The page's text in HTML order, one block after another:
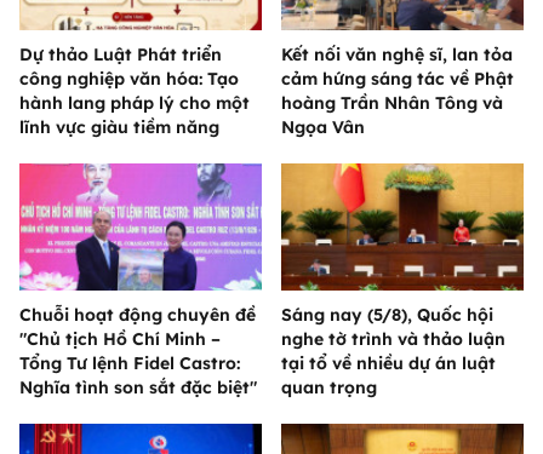
Dự thảo Luật Phát triển
công nghiệp văn hóa: Tạo
hành lang pháp lý cho một
lĩnh vực giàu tiềm năng
Kết nối văn nghệ sĩ, lan tỏa
cảm hứng sáng tác về Phật
hoàng Trần Nhân Tông và
Ngọa Vân
Chuỗi hoạt động chuyên đề
"Chủ tịch Hồ Chí Minh –
Tổng Tư lệnh Fidel Castro:
Nghĩa tình son sắt đặc biệt"
Sáng nay (5/8), Quốc hội
nghe tờ trình và thảo luận
tại tổ về nhiều dự án luật
quan trọng